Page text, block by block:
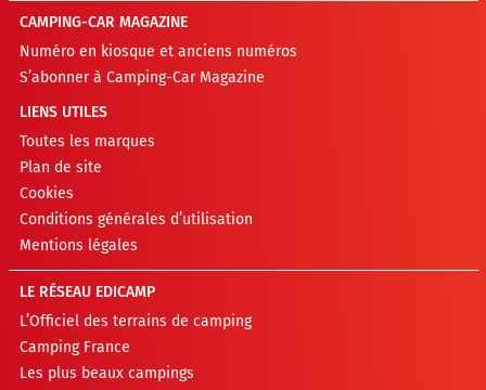
CAMPING-CAR MAGAZINE
Numéro en kiosque et anciens numéros
S’abonner à Camping-Car Magazine
LIENS UTILES
Toutes les marques
Plan de site
Cookies
Conditions générales d’utilisation
Mentions légales
LE RÉSEAU EDICAMP
L’Officiel des terrains de camping
Camping France
Les plus beaux campings